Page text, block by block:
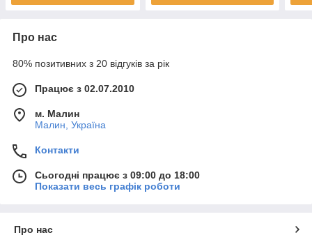
Про нас
80% позитивних з 20 відгуків за рік
Працює з 02.07.2010
м. Малин
Малин, Україна
Контакти
Сьогодні працює з 09:00 до 18:00
Показати весь графік роботи
Про нас